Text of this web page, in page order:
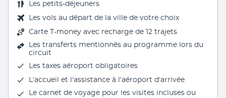
Les petits-déjeuners
Les vols au départ de la ville de votre choix
Carte T-money avec recharge de 12 trajets
Les transferts mentionnés au programme lors du
circuit
Les taxes aéroport obligatoires
L'accueil et l'assistance à l'aéroport d'arrivée
Le carnet de voyage pour les visites incluses ou